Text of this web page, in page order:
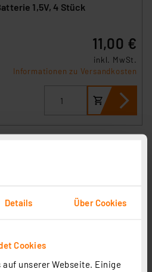
Details Über Cookies
Cookies
unserer Webseite. Einige
1,5V, 4 Stück
11,00 €
inkl. MwSt.
Informationen zu Versandkosten
Alkaline Batterie Mignon AA,
2,79 €